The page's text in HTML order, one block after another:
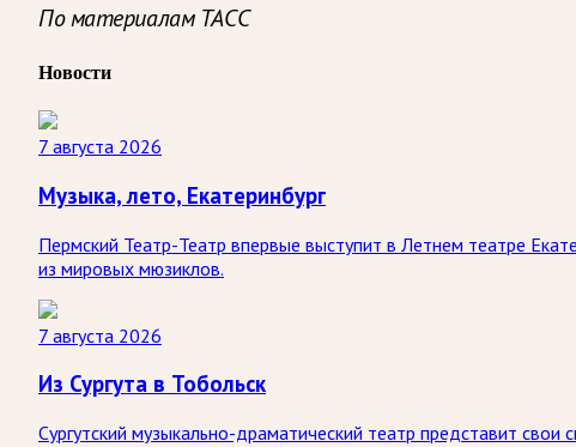
По материалам ТАСС
Новости
7 августа 2026
Музыка, лето, Екатеринбург
Пермский Театр-Театр впервые выступит в Летнем театре
из мировых мюзиклов.
7 августа 2026
Из Сургута в Тобольск
Сургутский музыкально-драматический театр представит